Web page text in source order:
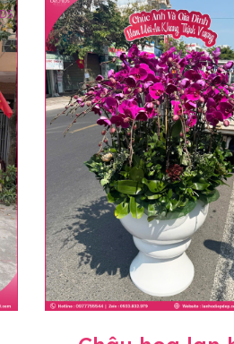
vẫn giữ nguyên mức giá
thế loại hoa lan khác có ý
gồm thuế giá trị gia tăng (thuế
trong nội thành, miễn phí in
các cửa hàng trên toàn quốc
giá có thể sẽ thay đổi so
chủ động báo giá chính xác